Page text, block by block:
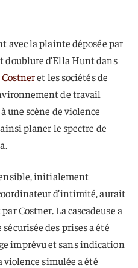
avec la plainte déposée par
doublure d’Ella Hunt dans
et les sociétés de
de travail
une scène de violence
planer le spectre de
initialement
d’intimité, aurait
Costner. La cascadeuse a
des prises a été
imprévu et sans indication
violence simulée a été